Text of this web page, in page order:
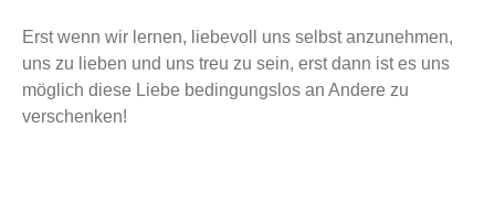
Erst wenn wir lernen, liebevoll uns selbst anzunehmen,
uns zu lieben und uns treu zu sein, erst dann ist es uns
möglich diese Liebe bedingungslos an Andere zu
verschenken!